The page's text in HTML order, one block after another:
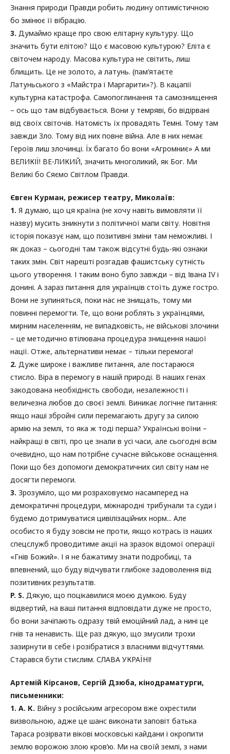
Знання природи Правди робить людину оптимістичною
бо змінює її вібрацію.
3. Думаймо краще про свою елітарну культуру. Що
значить бути елітою? Що є масовою культурою? Еліта є
світочем народу. Масова культура не світить, лиш
блищить. Це не золото, а латунь. (пам’ятаєте
Латуньського з «Майстра і Маргарити»?). В кацапії
культурна катастрофа. Самопоглинання та самознищення
– ось що там відбувається. Вони у темряві, бо відірвані
від своїх світочів. Натомість їх провадять Темні. Тому там
завжди Зло. Тому від них повне війна. Але в них немає
Героїв лиш злочинці. Їх багато бо вони «Агромниє» А ми
ВЕЛИКІЇ! ВЕ-ЛИКИЙ, значить многоликий, як Бог. Ми
Великі бо Сяємо Світлом Правди.
Євген Курман, режисер театру, Миколаїв:
1. Я думаю, що ця країна (не хочу навіть вимовляти її
назву) мусить зникнути з політичної мапи світу. Новітня
історія показує нам, що позитивні зміни там неможливі. І
як доказ – сьогодні там також відсутні будь-які ознаки
таких змін. Світ нарешті розгадав фашистську сутність
цього утворення. І таким воно було завжди – від Івана IV і
донині. А зараз питання для українців стоїть дуже гостро.
Вони не зупиняться, поки нас не знищать, тому ми
повинні перемогти. Те, що вони роблять з українцями,
мирним населенням, не випадковість, не військові злочини
– це методично втілювана процедура знищення нашої
нації. Отже, альтернативи немає – тільки перемога!
2. Дуже широке і важливе питання, але постараюся
стисло. Віра в перемогу в нашій природі. В наших генах
закодована необхідність свободи, незалежності і
величезна любов до своєї землі. Виникає логічне питання:
якщо наші збройні сили перемагають другу за силою
армію на землі, то яка ж тоді перша? Українські воїни –
найкращі в світі, про це знали в усі часи, але сьогодні всім
очевидно, що нам потрібне сучасне військове оснащення.
Поки що без допомоги демократичних сил світу нам не
досягти перемоги.
3. Зрозуміло, що ми розраховуємо насамперед на
демократичні процедури, міжнародні трибунали та суди і
будемо дотримуватися цивілізаційних норм... Але
особисто я буду зовсім не проти, якщо котрась із наших
спецслужб проводитиме акції на зразок відомої операції
«Гнів Божий». І я не бажатиму знати подробиці, та
впевнений, що буду відчувати глибоке задоволення від
позитивних результатів.
P. S. Дякую, що поцікавилися моєю думкою. Буду
відвертий, на ваші питання відповідати дуже не просто,
бо вони зачіпають одразу твій емоційний лад, а нині це
гнів та ненависть. Ще раз дякую, що змусили трохи
зазирнути в себе і розібратися з власними відчуттями.
Старався бути стислим. СЛАВА УКРАЇНІ!
Артемій Кірсанов, Сергій Дзюба, кінодраматурги,
письменники:
1. А. К. Війну з російським агресором вже охрестили
визвольною, адже це шанс виконати заповіт батька
Тараса розірвати вікові московські кайдани і окропити
землю ворожою злою кров’ю. Ми на своїй землі, з нами